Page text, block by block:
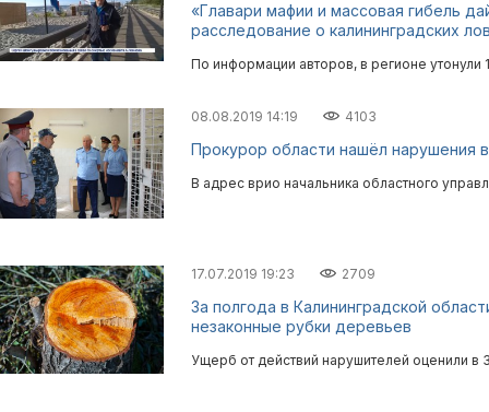
«Главари мафии и массовая гибель
расследование о калининградских
По информации авторов, в регионе
08.08.2019 14:19 4103
Прокурор области нашёл нарушения
В адрес врио начальника областного
17.07.2019 19:23 2709
За полгода в Калининградской
незаконные рубки деревьев
Ущерб от действий нарушителей оценили в